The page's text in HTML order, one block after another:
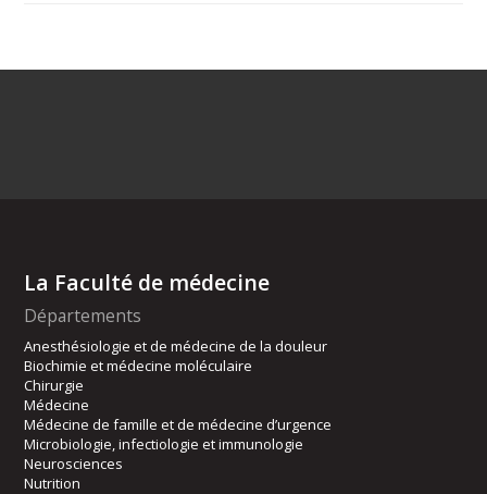
La Faculté de médecine
Départements
Anesthésiologie et de médecine de la douleur
Biochimie et médecine moléculaire
Chirurgie
Médecine
Médecine de famille et de médecine d’urgence
Microbiologie, infectiologie et immunologie
Neurosciences
Nutrition